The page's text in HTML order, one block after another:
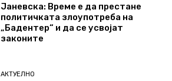
Јаневска: Време е да престане
политичката злоупотреба на
„Бадентер“ и да се усвојат
законите
АКТУЕЛНО